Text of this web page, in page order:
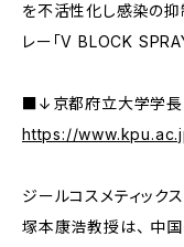
を不活性化し感染の抑
レー「V BLOCK
■↓京都府立大学学長
https://
ジールコスメティック
塚本康浩教授は、 中